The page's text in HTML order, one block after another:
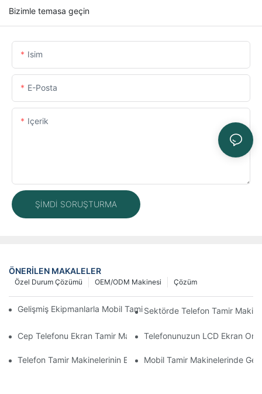
Bizimle temasa geçin
Isim
E-Posta
Içerik
ŞIMDI SORUŞTURMA
ÖNERILEN MAKALELER
Çözüm
OEM/ODM Makinesi
Özel Durum Çözümü
Gelişmiş Ekipmanlarla Mobil Tamir İş Akışınızı Nasıl
Sektörde Telefon Tamir
Cep Telefonu Ekran Tamir Makineniz İçin Doğru Aksesuarları
Telefonunuzun LCD Ekran
Telefon Tamir Makinelerinin Ekran ve Batarya Değişiminde
Mobil Tamir Makinelerinde